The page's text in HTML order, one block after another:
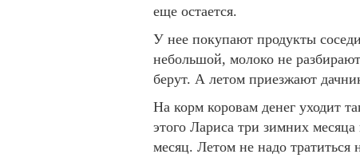
еще остается.
У нее покупают продукты
небольшой, молоко не
берут. А летом приезжают
На корм коровам денег уходит
этого Лариса три зимних
месяц. Летом не надо тратиться